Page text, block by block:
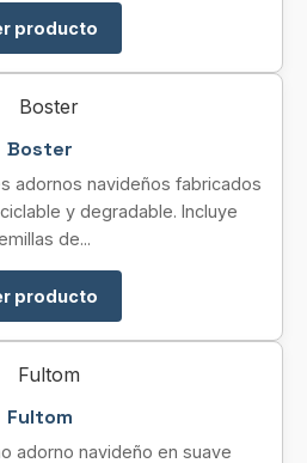
producto
Boster
adornos navideños fabricados
y degradable. Incluye
de...
producto
Fultom
adorno navideño en suave